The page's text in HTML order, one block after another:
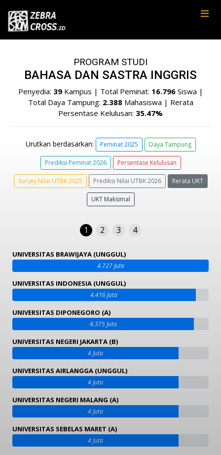
PROGRAM STUDI
BAHASA DAN SASTRA INGGRIS
Penyedia: 39Kampus | Total Peminat: 16.796Siswa |
Total Daya Tampung: 2.388Mahasiswa | Rerata
Persentase Kelulusan: 35.47%
Urutkan berdasarkan: Peminat 2025 Daya Tampung
Prediksi Peminat 2026 Persentase Kelulusan
Survey Nilai UTBK 2025 Prediksi Nilai UTBK 2026 Rerata UKT
UKT Maksimal
1 2 3 4
UNIVERSITAS BRAWIJAYA (UNGGUL)
4.727 Juta
UNIVERSITAS INDONESIA (UNGGUL)
4.416 Juta
UNIVERSITAS DIPONEGORO (A)
4.375 Juta
UNIVERSITAS NEGERI JAKARTA (B)
4 Juta
UNIVERSITAS AIRLANGGA (UNGGUL)
4 Juta
UNIVERSITAS NEGERI MALANG (A)
4 Juta
UNIVERSITAS SEBELAS MARET (A)
4 Juta